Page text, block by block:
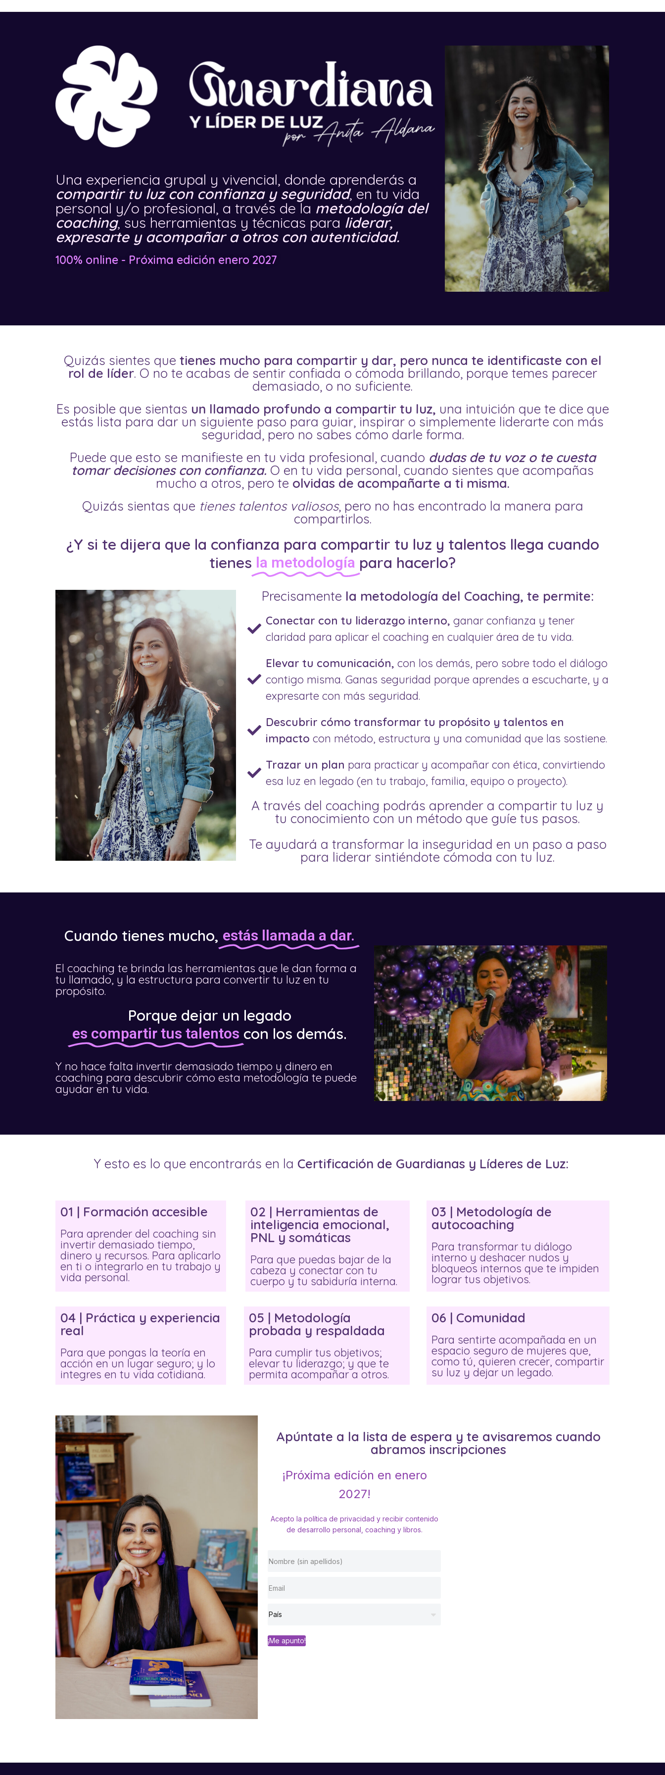
Una experiencia grupal y vivencial, donde aprenderás a
compartir tu luz con confianza y seguridad, en tu vida
personal y/o profesional, a través de la metodología del
coaching, sus herramientas y técnicas para liderar,
expresarte y acompañar a otros con autenticidad.
100% online - Próxima edición enero 2027
Quizás sientes que tienes mucho para compartir y dar, pero nunca te identificaste con el
rol de líder. O no te acabas de sentir confiada o cómoda brillando, porque temes parecer
demasiado, o no suficiente.
Es posible que sientas un llamado profundo a compartir tu luz, una intuición que te dice que
estás lista para dar un siguiente paso para guiar, inspirar o simplemente liderarte con más
seguridad, pero no sabes cómo darle forma.
Puede que esto se manifieste en tu vida profesional, cuando dudas de tu voz o te cuesta
tomar decisiones con confianza. O en tu vida personal, cuando sientes que acompañas
mucho a otros, pero te olvidas de acompañarte a ti misma.
Quizás sientas que tienes talentos valiosos, pero no has encontrado la manera para
compartirlos.
¿Y si te dijera que la confianza para compartir tu luz y talentos llega cuando
tienes la metodología para hacerlo?
Precisamente la metodología del Coaching, te permite:
Conectar con tu liderazgo interno, ganar confianza y tener
claridad para aplicar el coaching en cualquier área de tu vida.
Elevar tu comunicación, con los demás, pero sobre todo el diálogo
contigo misma. Ganas seguridad porque aprendes a escucharte, y a
expresarte con más seguridad.
Descubrir cómo transformar tu propósito y talentos en
impacto con método, estructura y una comunidad que las sostiene.
Trazar un plan para practicar y acompañar con ética, convirtiendo
esa luz en legado (en tu trabajo, familia, equipo o proyecto).
A través del coaching podrás aprender a compartir tu luz y
tu conocimiento con un método que guíe tus pasos.
Te ayudará a transformar la inseguridad en un paso a paso
para liderar sintiéndote cómoda con tu luz.
Cuando tienes mucho, estás llamada a dar.
El coaching te brinda las herramientas que le dan forma a
tu llamado, y la estructura para convertir tu luz en tu
propósito.
Porque dejar un legado
es compartir tus talentos con los demás.
Y no hace falta invertir demasiado tiempo y dinero en
coaching para descubrir cómo esta metodología te puede
ayudar en tu vida.
Y esto es lo que encontrarás en la Certificación de Guardianas y Líderes de Luz:
01 | Formación accesible
Para aprender del coaching sin
invertir demasiado tiempo,
dinero y recursos. Para aplicarlo
en ti o integrarlo en tu trabajo y
vida personal.
02 | Herramientas de
inteligencia emocional,
PNL y somáticas
Para que puedas bajar de la
cabeza y conectar con tu
cuerpo y tu sabiduría interna.
03 | Metodología de
autocoaching
Para transformar tu diálogo
interno y deshacer nudos y
bloqueos internos que te impiden
lograr tus objetivos.
04 | Práctica y experiencia
real
Para que pongas la teoría en
acción en un lugar seguro; y lo
integres en tu vida cotidiana.
05 | Metodología
probada y respaldada
Para cumplir tus objetivos;
elevar tu liderazgo; y que te
permita acompañar a otros.
06 | Comunidad
Para sentirte acompañada en un
espacio seguro de mujeres que,
como tú, quieren crecer, compartir
su luz y dejar un legado.
Apúntate a la lista de espera y te avisaremos cuando
abramos inscripciones
¡Próxima edición en enero
2027!
Acepto la política de privacidad y recibir contenido
de desarrollo personal, coaching y libros.
¡Me apunto!